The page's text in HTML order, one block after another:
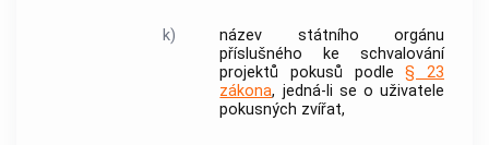
k)
název státního orgánu
příslušného ke schvalování
projektů pokusů podle§ 23
zákona, jedná-li se o uživatele
pokusných zvířat,